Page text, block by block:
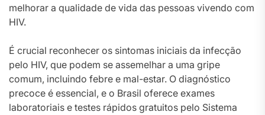
melhorar a qualidade de vida das pessoas vivendo com
HIV.
É crucial reconhecer os sintomas iniciais da infecção
pelo HIV, que podem se assemelhar a uma gripe
comum, incluindo febre e mal-estar. O diagnóstico
precoce é essencial, e o Brasil oferece exames
laboratoriais e testes rápidos gratuitos pelo Sistema